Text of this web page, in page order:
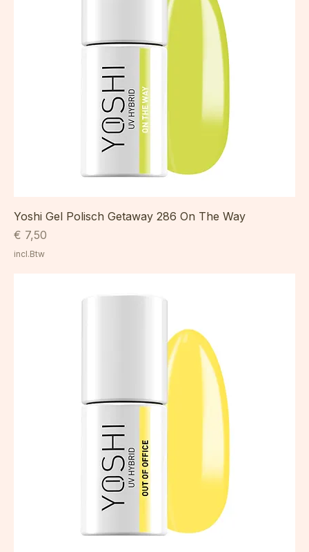
Yoshi Gel Polisch Getaway 286 On The Way
Prijs
€ 7,50